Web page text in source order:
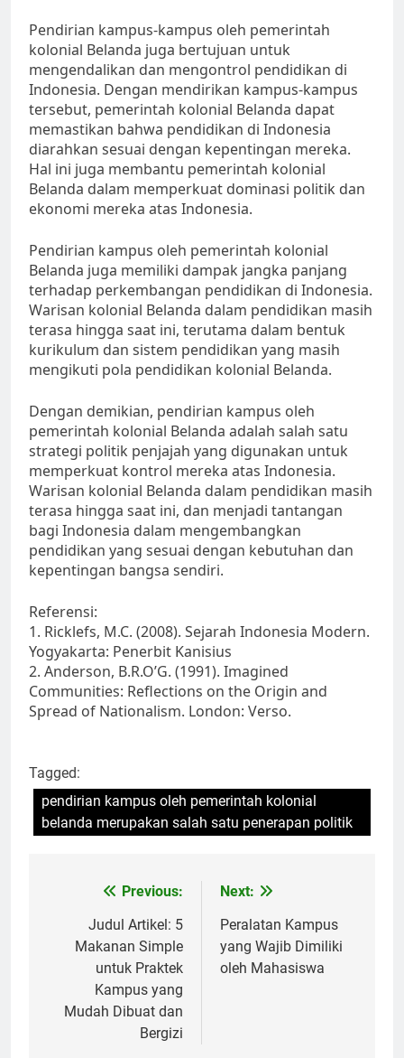
Pendirian kampus-kampus oleh pemerintah
kolonial Belanda juga bertujuan untuk
mengendalikan dan mengontrol pendidikan di
Indonesia. Dengan mendirikan kampus-kampus
tersebut, pemerintah kolonial Belanda dapat
memastikan bahwa pendidikan di Indonesia
diarahkan sesuai dengan kepentingan mereka.
Hal ini juga membantu pemerintah kolonial
Belanda dalam memperkuat dominasi politik dan
ekonomi mereka atas Indonesia.
Pendirian kampus oleh pemerintah kolonial
Belanda juga memiliki dampak jangka panjang
terhadap perkembangan pendidikan di Indonesia.
Warisan kolonial Belanda dalam pendidikan masih
terasa hingga saat ini, terutama dalam bentuk
kurikulum dan sistem pendidikan yang masih
mengikuti pola pendidikan kolonial Belanda.
Dengan demikian, pendirian kampus oleh
pemerintah kolonial Belanda adalah salah satu
strategi politik penjajah yang digunakan untuk
memperkuat kontrol mereka atas Indonesia.
Warisan kolonial Belanda dalam pendidikan masih
terasa hingga saat ini, dan menjadi tantangan
bagi Indonesia dalam mengembangkan
pendidikan yang sesuai dengan kebutuhan dan
kepentingan bangsa sendiri.
Referensi:
1. Ricklefs, M.C. (2008). Sejarah Indonesia Modern.
Yogyakarta: Penerbit Kanisius
2. Anderson, B.R.O’G. (1991). Imagined
Communities: Reflections on the Origin and
Spread of Nationalism. London: Verso.
Tagged:
pendirian kampus oleh pemerintah kolonial
belanda merupakan salah satu penerapan politik
navigation
Previous:
Judul Artikel: 5
Makanan Simple
untuk Praktek
Kampus yang
Mudah Dibuat dan
Bergizi
Next:
Peralatan Kampus
yang Wajib Dimiliki
oleh Mahasiswa